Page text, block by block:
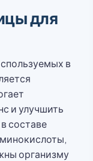
для
в
и улучшить
составе
организму